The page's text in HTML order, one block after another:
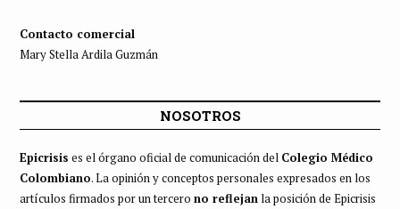
Contacto comercial
Mary Stella Ardila Guzmán
NOSOTROS
Epicrisis es el órgano oficial de comunicación del Colegio Médico
Colombiano. La opinión y conceptos personales expresados en los
artículos firmados por un tercero no reflejanla posición de Epicrisis